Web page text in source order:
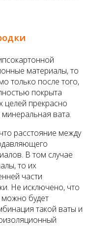
материалы, то
только после того,
покрыта
целей прекрасно
вата.
расстояние между
В том случае
то их
части
Не исключено, что
можно будет
такой ваты и